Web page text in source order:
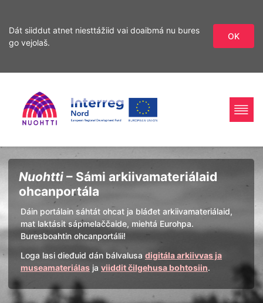
Dát siiddut atnet niesttážiid vai doaibmá nu bures
go vejolaš.
OK
ohcamii
sisdollui
Home
Page
Interreg
Nord
Ohcan
Nuohtti – Sámi arkiivamateriálaid
ohcanportála
Dáin portálain sáhtát ohcat ja bláđet arkiivamateriálaid,
mat laktásit sápmelaččaide, miehtá Eurohpa.
Buresboahtin ohcanportálii!
Loga lasi dieđuid dán bálvalusa digitála arkiivvas ja
museamateriálas ja viiddit čilgehusa bohtosiin.